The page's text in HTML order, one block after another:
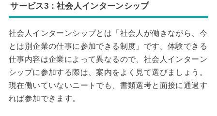
サービス3：社会人インターンシップ
社会人インターンシップとは「社会人が働きながら、今
とは別企業の仕事に参加できる制度」です。体験できる
仕事内容は企業によって異なるので、社会人インターン
シップに参加する際は、案内をよく見て選びましょう。
現在働いていないニートでも、書類選考と面接に通過す
れば参加できます。